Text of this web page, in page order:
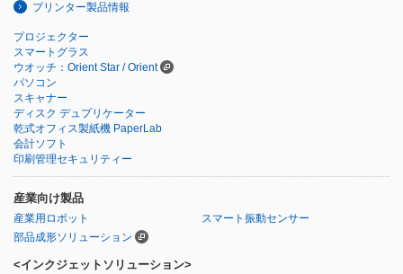
プリンター製品情報
プロジェクター
スマートグラス
ウオッチ：Orient Star / Orient
パソコン
スキャナー
ディスク デュプリケーター
乾式オフィス製紙機 PaperLab
会計ソフト
印刷管理セキュリティー
産業向け製品
産業用ロボット
スマート振動センサー
部品成形ソリューション
<インクジェットソリューション>